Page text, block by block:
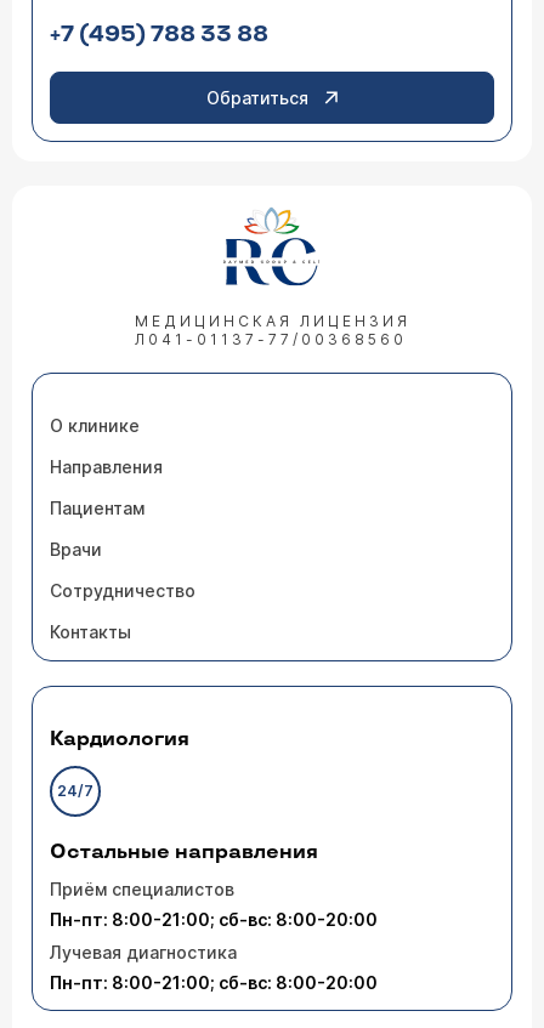
+7 (495) 788 33 88
Обратиться
МЕДИЦИНСКАЯ ЛИЦЕНЗИЯ
Л041-01137-77/00368560
О клинике
Направления
Пациентам
Врачи
Сотрудничество
Контакты
Кардиология
24/7
Остальные направления
Приём специалистов
Пн-пт: 8:00-21:00; сб-вс: 8:00-20:00
Лучевая диагностика
Пн-пт: 8:00-21:00; сб-вс: 8:00-20:00